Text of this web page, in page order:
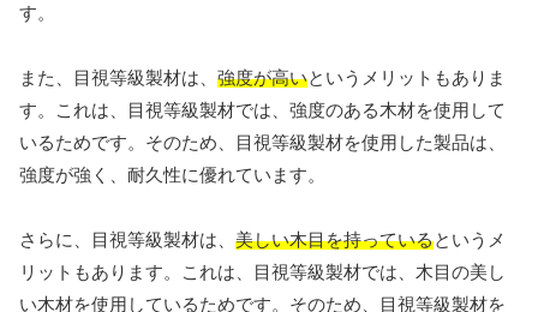
す。
また、目視等級製材は、 強度が高いというメリットもありま
す。これは、目視等級製材では、強度のある木材を使用して
いるためです。そのため、目視等級製材を使用した製品は、
強度が強く、耐久性に優れています。
さらに、目視等級製材は、 美しい木目を持っているというメ
リットもあります。これは、目視等級製材では、木目の美し
い木材を使用しているためです。そのため、目視等級製材を